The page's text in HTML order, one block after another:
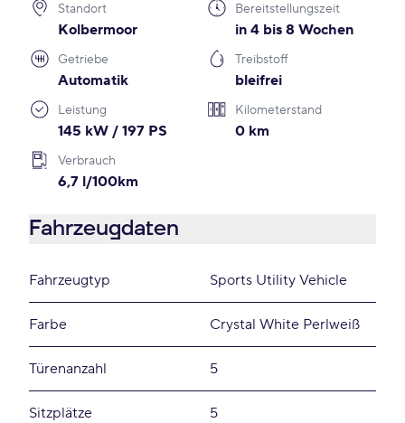
Standort
Kolbermoor
Bereitstellungszeit
in 4 bis 8 Wochen
Getriebe
Automatik
Treibstoff
bleifrei
Leistung
145 kW / 197 PS
Kilometerstand
0 km
Verbrauch
6,7 l/100km
Fahrzeugdaten
Fahrzeugtyp Sports Utility Vehicle
Farbe Crystal White Perlweiß
Türenanzahl 5
Sitzplätze 5